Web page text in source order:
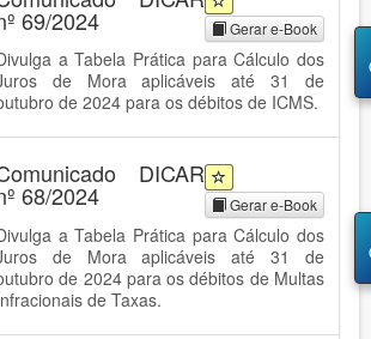
69/2024 Gerar e-Book
a Tabela Prática para Cálculo dos
de Mora aplicáveis até 31 de
de 2024 para os débitos de ICMS.
DICAR
68/2024 Gerar e-Book
a Tabela Prática para Cálculo dos
de Mora aplicáveis até 31 de
de 2024 para os débitos de Multas
de Taxas.